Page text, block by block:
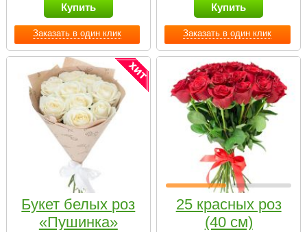
Заказать в один клик
Купить
Заказать в один клик
Купить
Букет белых роз
«Пушинка»
25 красных роз
(40 см)